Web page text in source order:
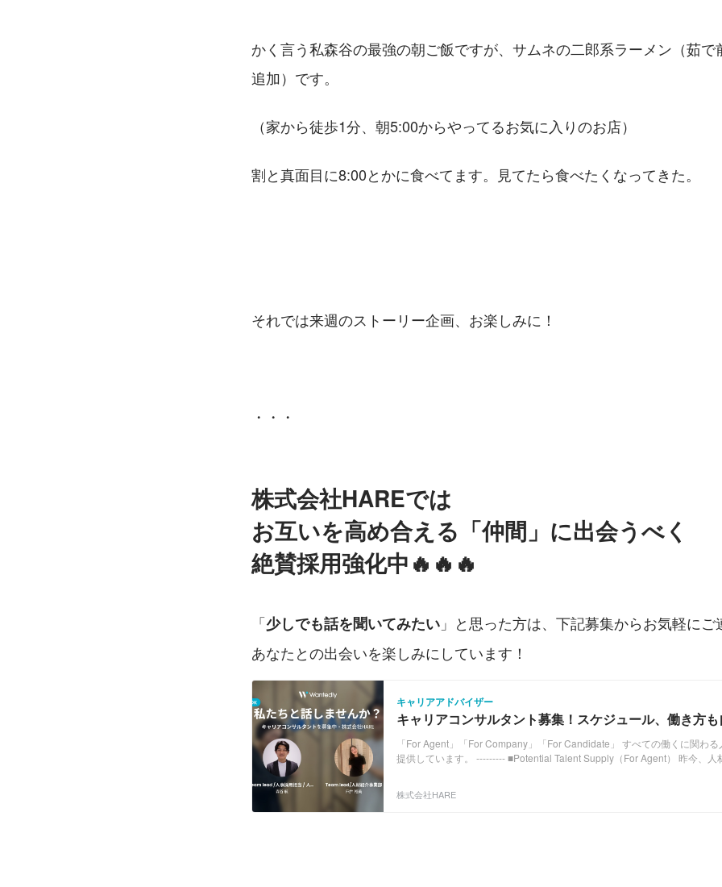
かく言う私森谷の最強の朝ご飯ですが、サムネの二郎系ラーメン（茹で
追加）です。
（家から徒歩1分、朝5:00からやってるお気に入りのお店）
割と真面目に8:00とかに食べてます。見てたら食べたくなってきた。
それでは来週のストーリー企画、お楽しみに！
・・・
株式会社HAREでは
お互いを高め合える「仲間」に出会うべく
絶賛採用強化中🔥🔥🔥
「少しでも話を聞いてみたい 」と思った方は、下記募集からお気軽にご
あなたとの出会いを楽しみにしています！
キャリアアドバイザー
キャリアコンサルタント募集！スケジュール、働き方
す。
「For Agent」「For Company」「For Candidate」 すべての働くに関わ
提供しています。 --------- ■Potential Talent Supply（For Agent） 昨今、人材紹介会社が乱立する
しいサービスは既に存在しています。 しかし、前者が整っていても人材紹
株式会社HARE